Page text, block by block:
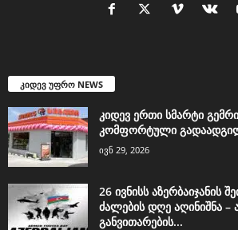
კიდევ უფრო NEWS
კიდევ ერთი სმარტი
კომფორტული
ივნ 29, 2026
26 ივნისს აზერბაიჯანის
ძალების დღე აღინიშნა –
განვითარების...